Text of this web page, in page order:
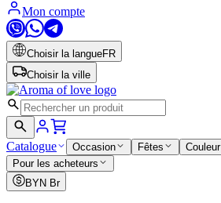
Mon compte
Choisir la langueFR
Choisir la ville
Catalogue Occasion Fêtes Couleur
Pour les acheteurs
BYN Br